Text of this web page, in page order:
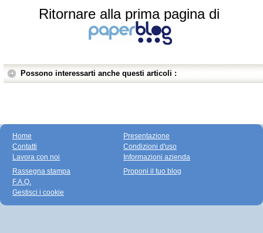
Ritornare alla prima pagina di
Possono interessarti anche questi articoli :
Home
Contatti
Lavora con noi
Presentazione
Condizioni d'uso
Informazioni azienda
Rassegna stampa
F.A.Q.
Gestisci i cookie
Proponi il tuo blog